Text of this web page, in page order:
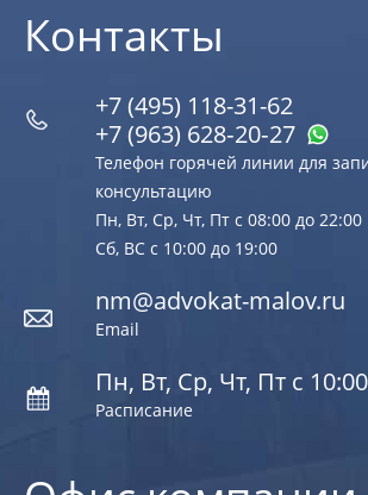
Контакты
+7 (495) 118-31-62
+7 (963) 628‑20‑27
Телефон горячей линии для
консультацию
Пн, Вт, Ср, Чт, Пт с 08:00 до 22:00
Сб, ВС с 10:00 до 19:00
nm@advokat-malov.ru
Email
Пн, Вт, Ср, Чт, Пт с
Расписание